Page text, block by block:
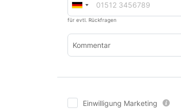
für evtl. Rückfragen
Kommentar
Einwilligung Marketing